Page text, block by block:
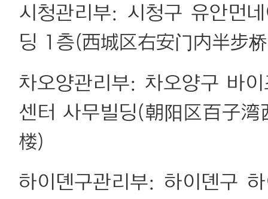
시청관리부: 시청구 유안먼
딩 1층(西城区右安门内半步
차오양관리부: 차오양구 바
센터 사무빌딩(朝阳区百子
楼)
하이뎬구관리부: 하이뎬구